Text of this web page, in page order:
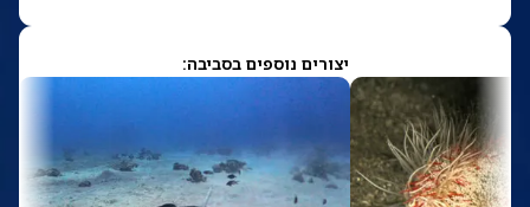
יצורים נוספים בסביבה: